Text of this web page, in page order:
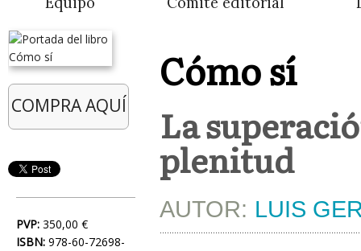
COMPRA AQUÍ
PVP: 350,00 €
ISBN: 978-60-72698-
Cómo sí
La
plenitud
AUTOR: LUIS